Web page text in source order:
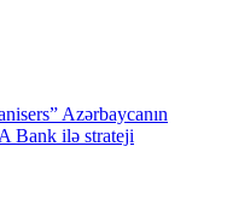
Azərbaycanın
Bank ilə strateji